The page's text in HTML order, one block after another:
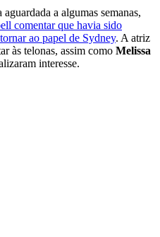
a algumas semanas,
comentar que havia sido
ao papel de Sydney. A atriz
às telonas, assim como Melissa
interesse.